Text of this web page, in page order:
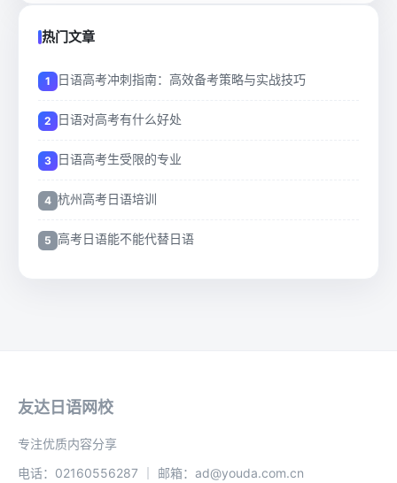
热门文章
日语高考冲刺指南：高效备考策略与实战技巧
日语对高考有什么好处
日语高考生受限的专业
杭州高考日语培训
高考日语能不能代替日语
友达日语网校
专注优质内容分享
电话：02160556287 ｜ 邮箱：ad@youda.com.cn